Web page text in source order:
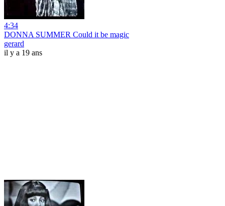
4:34
DONNA SUMMER Could it be magic
gerard
il y a 19 ans